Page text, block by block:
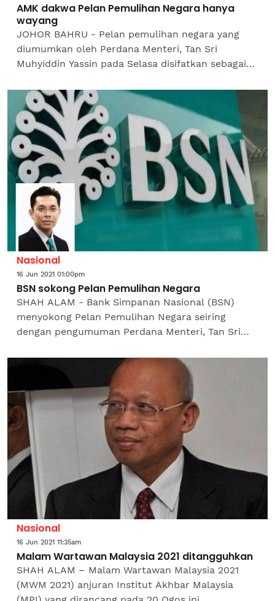
AMK dakwa Pelan Pemulihan Negara hanya
wayang
JOHOR BAHRU - Pelan pemulihan negara yang
diumumkan oleh Perdana Menteri, Tan Sri
Muhyiddin Yassin pada Selasa disifatkan sebagai
hampir setengah tahun...
Nasional
16 Jun 2021 01:00pm
BSN sokong Pelan Pemulihan Negara
SHAH ALAM - Bank Simpanan Nasional (BSN)
menyokong Pelan Pemulihan Negara seiring
dengan pengumuman Perdana Menteri, Tan Sri
BSN, Jay Khairil berkata,...
Nasional
16 Jun 2021 11:35am
Malam Wartawan Malaysia 2021 ditangguhkan
SHAH ALAM – Malam Wartawan Malaysia 2021
(MWM 2021) anjuran Institut Akhbar Malaysia